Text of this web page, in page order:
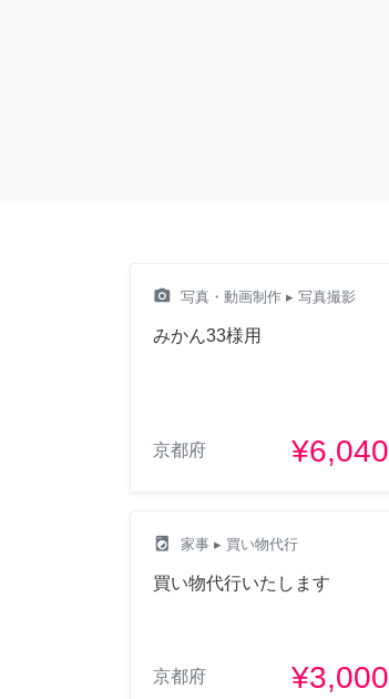
camera_alt 写真・動画制作 ▸ 写真撮影
みかん33様用
京都府 ¥6,040
local_laundry_service 家事 ▸ 買い物代行
買い物代行いたします
京都府 ¥3,000